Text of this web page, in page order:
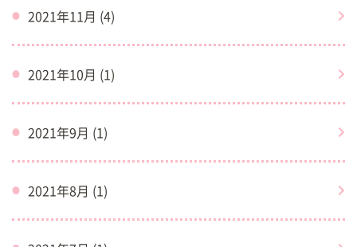
2021年11月 (4)
2021年10月 (1)
2021年9月 (1)
2021年8月 (1)